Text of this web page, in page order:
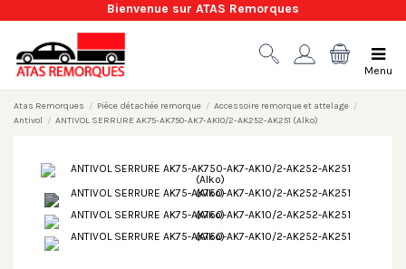
Bienvenue sur ATAS Remorques
Menu
Atas Remorques Pièce détachée remorque
Accessoire remorque et attelage
Antivol
ANTIVOL SERRURE AK75-AK750-AK7-AK10/2-AK252-AK251 (Alko)